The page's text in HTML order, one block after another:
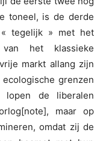
toneel, is de derde
tegelijk » met het
het klassieke
markt allang zijn
grenzen
de liberalen
maar op
omdat zij de